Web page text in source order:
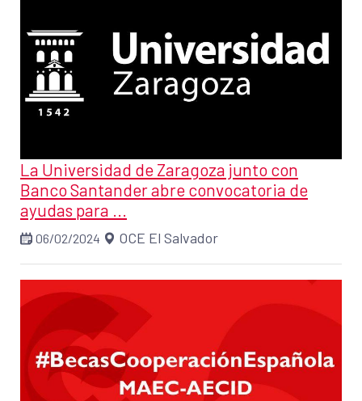
La Universidad de Zaragoza junto con
Banco Santander abre convocatoria de
ayudas para ...
06/02/2024 OCE El Salvador